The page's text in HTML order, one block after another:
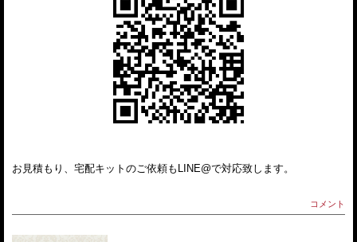
お見積もり、宅配キットのご依頼もLINE@で対応致します。
コメント